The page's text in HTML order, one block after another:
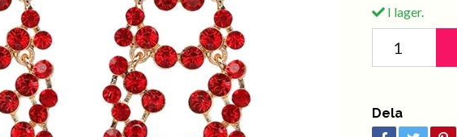
I lager.
Dela